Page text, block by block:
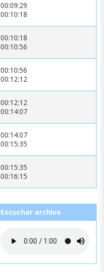
00:09:29
00:10:18
00:10:18
00:10:56
00:10:56
00:12:12
00:12:12
00:14:07
00:14:07
00:15:35
00:15:35
00:16:15
Escuchar archivo